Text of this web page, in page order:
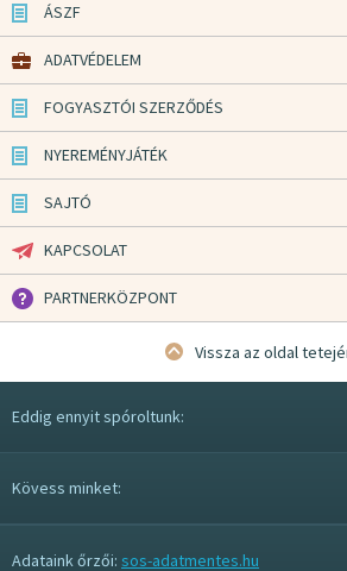
ÁSZF
ADATVÉDELEM
FOGYASZTÓI SZERZŐDÉS
NYEREMÉNYJÁTÉK
SAJTÓ
KAPCSOLAT
PARTNERKÖZPONT
Vissza az oldal
Eddig ennyit spóroltunk:
Kövess minket:
Adataink őrzői: sos-adatmentes.hu